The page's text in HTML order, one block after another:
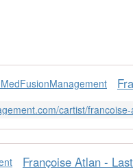
cartist/
Françoise Atlan -